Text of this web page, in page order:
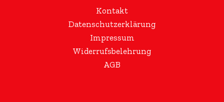
Kontakt
Datenschutzerklärung
Impressum
Widerrufsbelehrung
AGB